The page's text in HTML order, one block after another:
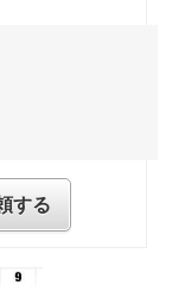
する